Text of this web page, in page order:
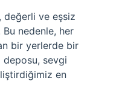
değerli ve eşsiz
nedenle, her
bir yerlerde bir
deposu, sevgi
en